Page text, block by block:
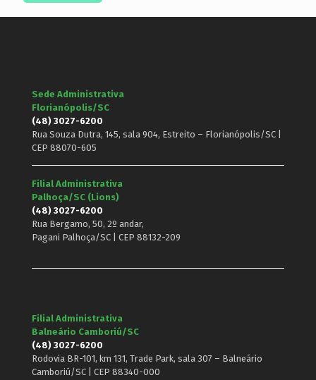
Sede Administrativa
Florianópolis/SC
(48) 3027-6200
Rua Souza Dutra, 145, sala 904, Estreito – Florianópolis/SC |
CEP 88070-605
Filial Administrativa
Palhoça/SC (Lions)
(48) 3027-6200
Rua Bergamo, 50, 2º andar,
Pagani Palhoça/SC | CEP 88132-209
Filial Administrativa
Balneário Camboriú/SC
(48) 3027-6200
Rodovia BR-101, km 131, Trade Park, sala 307 – Balneário
Camboriú/SC | CEP 88340-000